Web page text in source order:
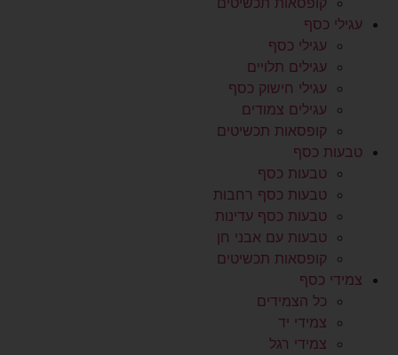
עגילי כסף
עגילי כסף
עגילים תלויים
עגילי חישוק כסף
עגילים צמודים
קופסאות תכשיטים
טבעות כסף
טבעות כסף
טבעות כסף רחבות
טבעות כסף עדינות
טבעות עם אבני חן
קופסאות תכשיטים
צמידי כסף
כל הצמידים
צמידי יד
צמידי רגל